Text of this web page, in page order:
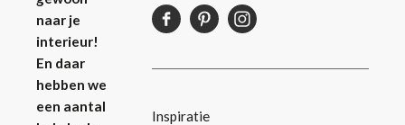
naar je
interieur!
En daar
hebben we
een aantal
Inspiratie